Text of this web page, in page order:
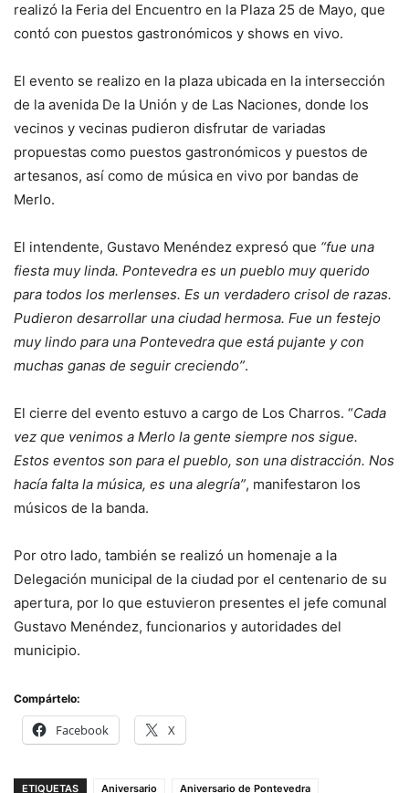
realizó la Feria del Encuentro en la Plaza 25 de Mayo, que
contó con puestos gastronómicos y shows en vivo.
El evento se realizo en la plaza ubicada en la intersección
de la avenida De la Unión y de Las Naciones, donde los
vecinos y vecinas pudieron disfrutar de variadas
propuestas como puestos gastronómicos y puestos de
artesanos, así como de música en vivo por bandas de
Merlo.
El intendente, Gustavo Menéndez expresó que “fue una
fiesta muy linda. Pontevedra es un pueblo muy querido
para todos los merlenses. Es un verdadero crisol de razas.
Pudieron desarrollar una ciudad hermosa. Fue un festejo
muy lindo para una Pontevedra que está pujante y con
muchas ganas de seguir creciendo”.
El cierre del evento estuvo a cargo de Los Charros. “Cada
vez que venimos a Merlo la gente siempre nos sigue.
Estos eventos son para el pueblo, son una distracción. Nos
hacía falta la música, es una alegría”, manifestaron los
músicos de la banda.
Por otro lado, también se realizó un homenaje a la
Delegación municipal de la ciudad por el centenario de su
apertura, por lo que estuvieron presentes el jefe comunal
Gustavo Menéndez, funcionarios y autoridades del
municipio.
Compártelo:
Facebook X
ETIQUETAS Aniversario Aniversario de Pontevedra